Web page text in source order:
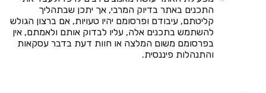
התכנים באתר בדיוק המרבי, אך יתכן שבתהליך
קליטתם, עיבודם ופרסומם יהיו טעויות, אם ברצון הגולש
להשתמש בתכנים אלה, עליו לבדוק אותם ולאמתם, אין
בפרסומם משום המלצה או חוות דעת בדבר עסקאות
והתנהלות פיננסית.